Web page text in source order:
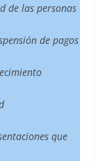
de las personas
de pagos
que